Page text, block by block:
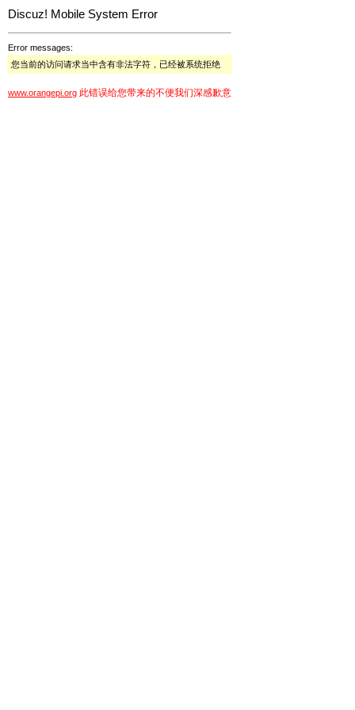
Discuz! Mobile System Error
Error messages:
您当前的访问请求当中含有非法字符，已经被系统拒绝
www.orangepi.org 此错误给您带来的不便我们深感歉意